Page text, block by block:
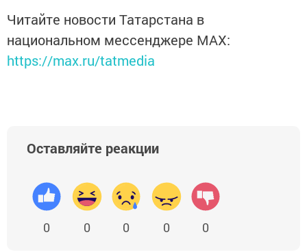
Читайте новости Татарстана в
национальном мессенджере MАХ:
https://max.ru/tatmedia
Оставляйте реакции
0 0 0 0 0